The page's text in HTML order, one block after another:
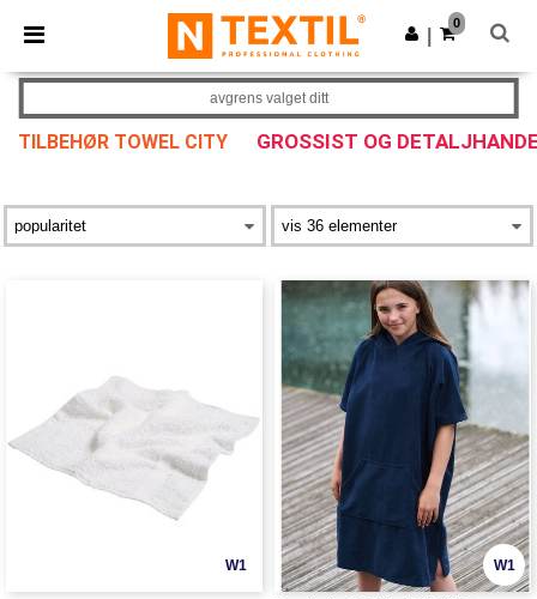
× Ntextil-app
Bedre priser i appen!
Last ned app
0
TILBEHØR TOWEL CITY GROSSIST OG
avgrens valget ditt
W1 W1